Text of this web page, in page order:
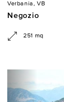
Verbania, VB
Negozio
251 mq